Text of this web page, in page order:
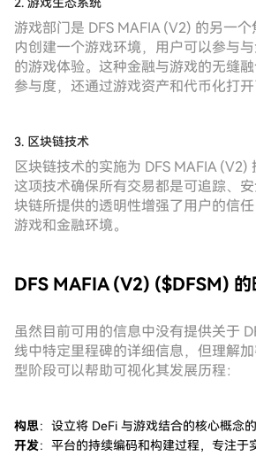
游戏部门是 DFS MAFIA (V2) 的另一
内创建一个游戏环境，用户可以参与
的游戏体验。这种金融与游戏的无缝
参与度，还通过游戏资产和代币化打开
3. 区块链技术
区块链技术的实施为 DFS MAFIA (V2)
这项技术确保所有交易都是可追踪、
块链所提供的透明性增强了用户的信
游戏和金融环境。
DFS MAFIA (V2) ($DFSM) 的
虽然目前可用的信息中没有提供关于
线中特定里程碑的详细信息，但理解
型阶段可以帮助可视化其发展历程：
构思：设立将 DeFi 与游戏结合的核心概念
开发：平台的持续编码和构建过程，专注于